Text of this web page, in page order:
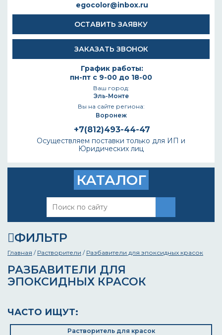
egocolor@inbox.ru
ОСТАВИТЬ ЗАЯВКУ
ЗАКАЗАТЬ ЗВОНОК
График работы:
пн-пт с 9-00 до 18-00
Ваш город:
Эль-Монте
Вы на сайте региона:
Воронеж
+7(812)493-44-47
Осуществляем поставки только для ИП и
Юридических лиц
КАТАЛОГ
ФИЛЬТР
Главная / Растворители / Разбавители для эпоксидных красок
РАЗБАВИТЕЛИ ДЛЯ
ЭПОКСИДНЫХ КРАСОК
ЧАСТО ИЩУТ:
Растворитель для красок